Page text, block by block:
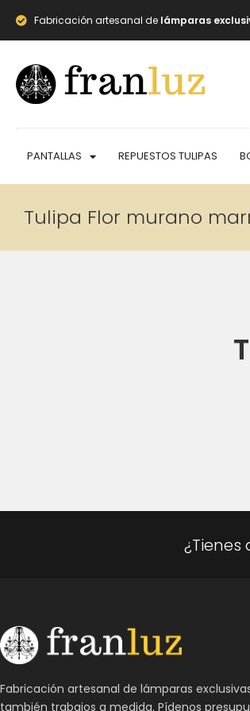
Fabricación artesanal de lámparas
PANTALLAS REPUESTOS TULIPAS
Tulipa Flor murano
Fabricación artesanal de lámparas
también trabajos a medida. Pídenos